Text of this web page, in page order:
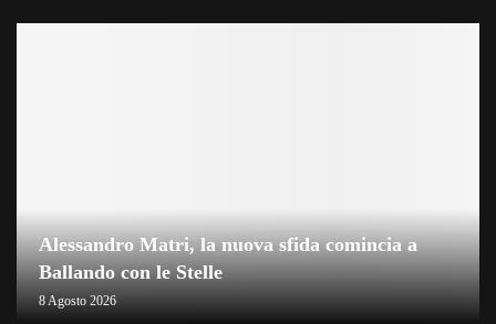
Alessandro Matri, la nuova sfida comincia a
Ballando con le Stelle
8 Agosto 2026